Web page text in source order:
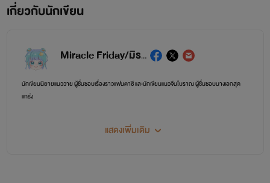
เกี่ยวกับนักเขียน
Miracle Friday/มิราคนธ์
นักเขียนนิยายแนววาย ผู้ชื่นชอบเรื่องราวแฟนตาซี และนักเขียนแนวจีนโบราณ ผู้ชื่นชอบนางเอกสุด
แกร่ง
แสดงเพิ่มเติม